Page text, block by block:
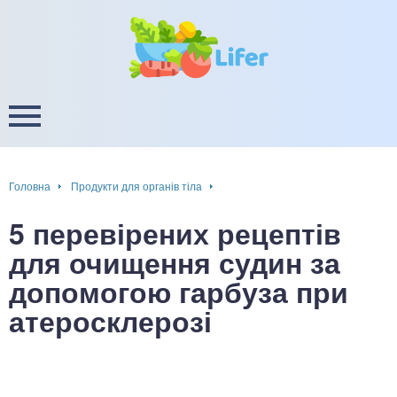
Головна Продукти для органів тіла
5 перевірених рецептів
для очищення судин за
допомогою гарбуза при
атеросклерозі
ШКТ
/ звуження судин
енергії, уваги